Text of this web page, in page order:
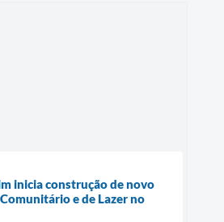
inicia construção de novo
e de Lazer no